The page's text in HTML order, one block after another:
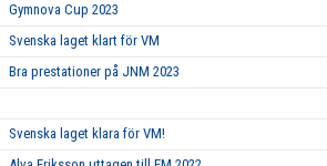
Gymnova Cup 2023
Svenska laget klart för VM
Bra prestationer på JNM 2023
Svenska laget klara för VM!